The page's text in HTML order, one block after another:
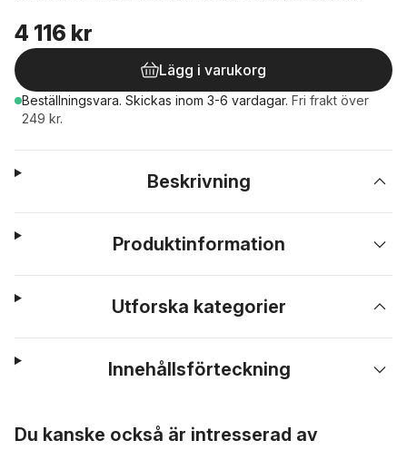
4 116 kr
Lägg i varukorg
Beställningsvara. Skickas inom 3-6 vardagar. Fri frakt över
249 kr.
Beskrivning
Produktinformation
Utforska kategorier
Innehållsförteckning
Du kanske också är intresserad av